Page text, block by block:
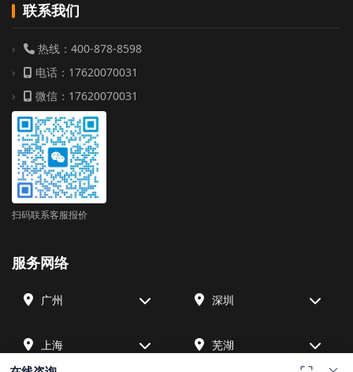
联系我们
热线：400-878-8598
电话：17620070031
微信：17620070031
扫码联系客服报价
服务网络
广州 深圳
上海
芜湖